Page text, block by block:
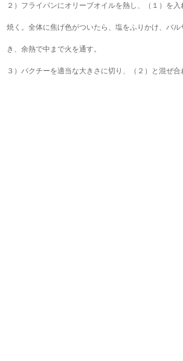
２）フライパンにオリーブオイルを熱し、（１）を
焼く。全体に焦げ色がついたら、塩をふりかけ、バ
き、余熱で中まで火を通す。
３）パクチーを適当な大きさに切り、（２）と混ぜ合